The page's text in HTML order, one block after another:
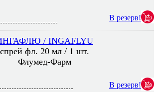
В резерв!
/ INGAFLYU
спрей фл. 20 мл / 1 шт.
Флумед-Фарм
В резерв!